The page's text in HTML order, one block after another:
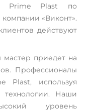
Prime Plast по
«Виконт».
действуют
приедет на
Профессионалы
Plast, используя
Наши
уровень